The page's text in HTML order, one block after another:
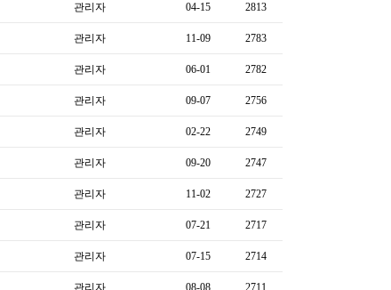
관리자 04-15 2813
관리자 11-09 2783
관리자 06-01 2782
관리자 09-07 2756
관리자 02-22 2749
관리자 09-20 2747
관리자 11-02 2727
관리자 07-21 2717
관리자 07-15 2714
관리자 08-08 2711